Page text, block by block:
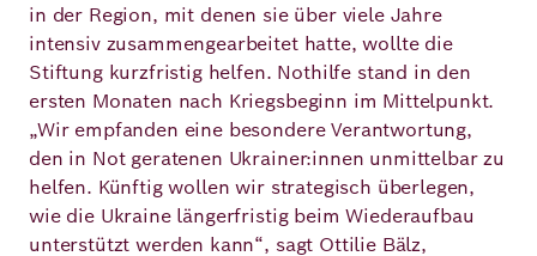
in der Region, mit denen sie über viele Jahre
intensiv zusammengearbeitet hatte, wollte die
Stiftung kurzfristig helfen. Nothilfe stand in den
ersten Monaten nach Kriegsbeginn im Mittelpunkt.
„Wir empfanden eine besondere Verantwortung,
den in Not geratenen Ukrainer:innen unmittelbar zu
helfen. Künftig wollen wir strategisch überlegen,
wie die Ukraine längerfristig beim Wiederaufbau
unterstützt werden kann“, sagt Ottilie Bälz,